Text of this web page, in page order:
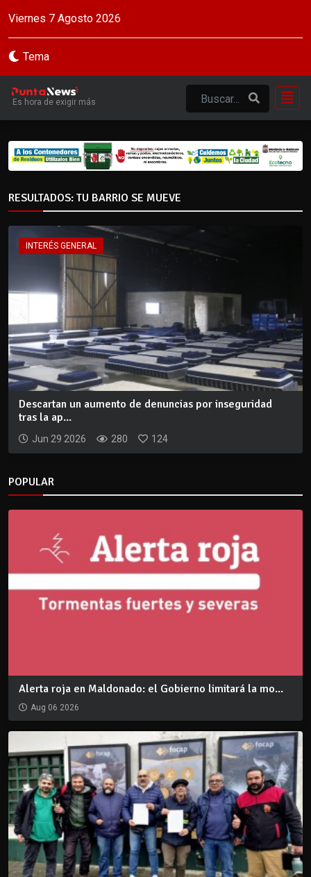
Viernes 7 Agosto 2026
Tema
Es hora de exigir más
RESULTADOS: TU BARRIO SE MUEVE
INTERÉS GENERAL
Descartan un aumento de denuncias por inseguridad
tras la ap...
Jun 29 2026 280 124
POPULAR
Alerta roja en Maldonado: el Gobierno limitará la mo...
Aug 06 2026